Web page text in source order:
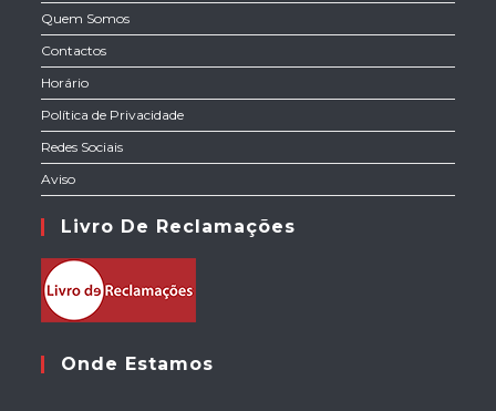
Quem Somos
Contactos
Horário
Política de Privacidade
Redes Sociais
Aviso
Livro De Reclamações
Onde Estamos